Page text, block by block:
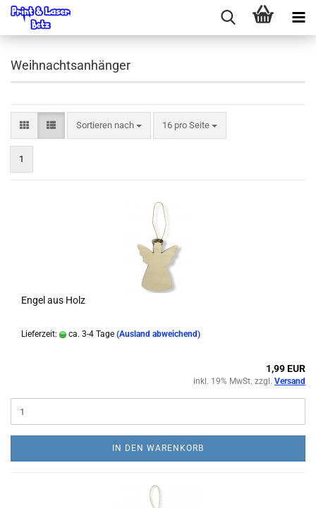
Weihnachtsanhänger
Sortieren nach
Sortieren nach 16 pro Seite
pro Seite
1
Engel aus Holz
Lieferzeit: ca. 3-4 Tage (Ausland abweichend)
1,99 EUR
inkl. 19% MwSt. zzgl. Versand
IN DEN WARENKORB